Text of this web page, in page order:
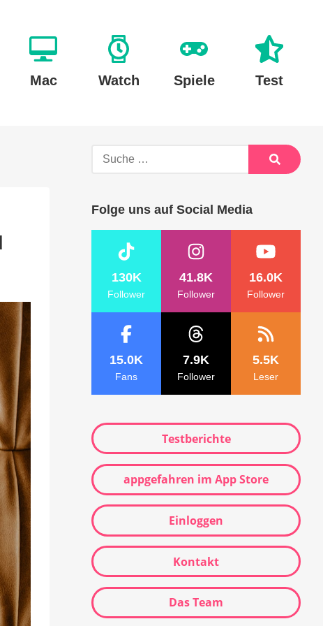
Mac Watch Spiele Test
Suche
Suche
Folge uns auf Social Media
130K
Follower
41.8K
Follower
16.0K
Follower
15.0K
Fans
7.9K
Follower
5.5K
Leser
Testberichte
appgefahren im App Store
Einloggen
Kontakt
Das Team